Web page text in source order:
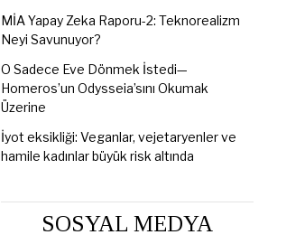
MİA Yapay Zeka Raporu-2: Teknorealizm
Neyi Savunuyor?
O Sadece Eve Dönmek İstedi—
Homeros’un Odysseia’sını Okumak
Üzerine
İyot eksikliği: Veganlar, vejetaryenler ve
hamile kadınlar büyük risk altında
SOSYAL MEDYA